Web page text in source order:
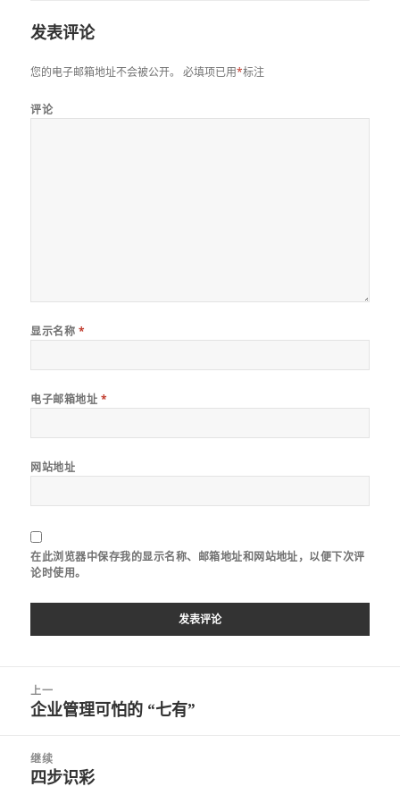
发表评论
您的电子邮箱地址不会被公开。 必填项已用*标注
评论
显示名称 *
电子邮箱地址 *
网站地址
在此浏览器中保存我的显示名称、邮箱地址和网站地址，以便下次评
论时使用。
上一
上
文
章：
企业管理可怕的 “七有”
继续
下
四步识彩